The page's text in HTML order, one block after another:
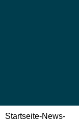
Startseite-News-